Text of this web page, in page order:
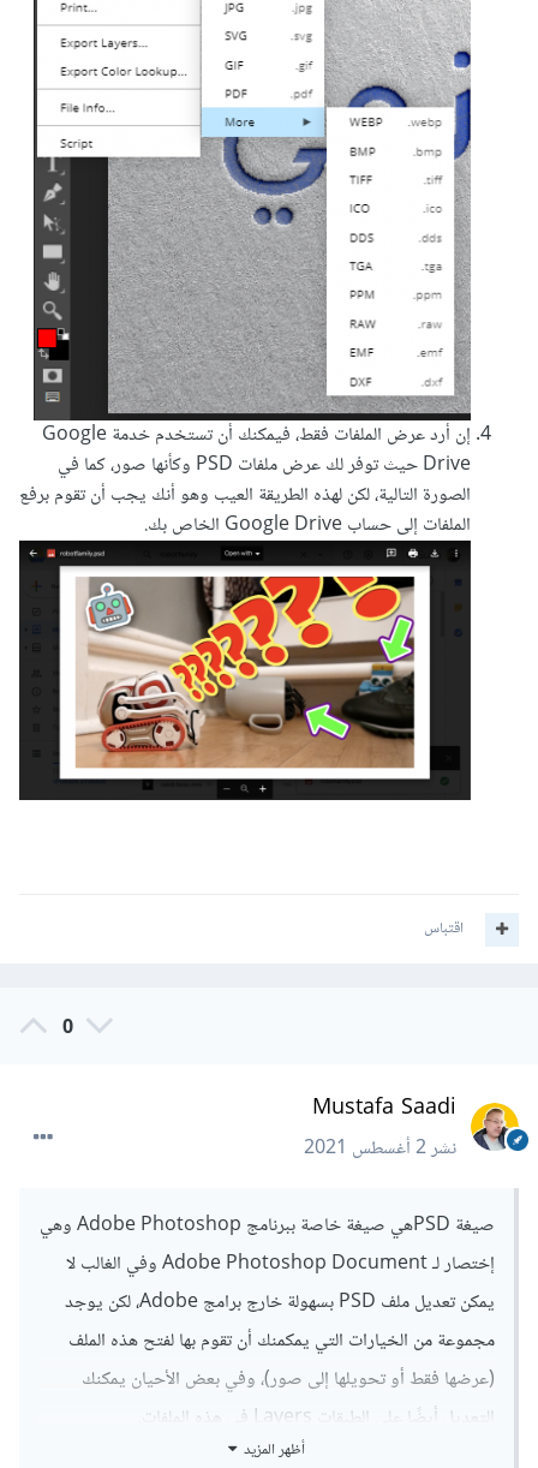
إن أرد عرض الملفات فقط، فيمكنك أن تستخدم خدمة Google
Drive حيث توفر لك عرض ملفات PSD وكأنها صور، كما في
الصورة التالية، لكن لهذه الطريقة العيب وهو أنك يجب أن تقوم برفع
الملفات إلى حساب Google Drive الخاص بك.
اقتباس
0
Mustafa Saadi
نشر2 أغسطس 2021
صيغة PSDهي صيغة خاصة ببرنامج Adobe Photoshop وهي
إختصار لـ Adobe Photoshop Document وفي الغالب لا
يمكن تعديل ملف PSD بسهولة خارج برامج Adobe، لكن يوجد
مجموعة من الخيارات التي يمكمنك أن تقوم بها لفتح هذه الملف
(عرضها فقط أو تحويلها إلى صور)، وفي بعض الأحيان يمكنك
التعديل أيضًا على الطبقات Layers في هذه الملفات.
أظهر المزيد